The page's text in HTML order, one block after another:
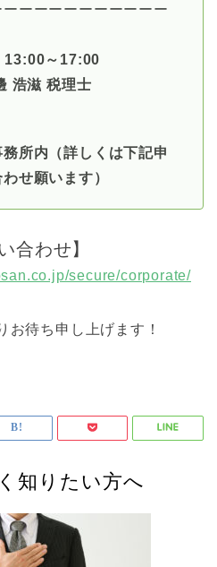
ーーーーーーーーーー
13:00～17:00
浩滋 税理士
所内（詳しくは下記申
せ願います）
合わせ】
secure/corporate/
お待ち申し上げます！
知りたい方へ